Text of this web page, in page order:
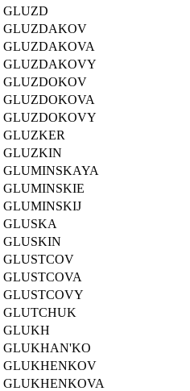
GLUZD
GLUZDAKOV
GLUZDAKOVA
GLUZDAKOVY
GLUZDOKOV
GLUZDOKOVA
GLUZDOKOVY
GLUZKER
GLUZKIN
GLUMINSKAYA
GLUMINSKIE
GLUMINSKIJ
GLUSKA
GLUSKIN
GLUSTCOV
GLUSTCOVA
GLUSTCOVY
GLUTCHUK
GLUKH
GLUKHAN'KO
GLUKHENKOV
GLUKHENKOVA